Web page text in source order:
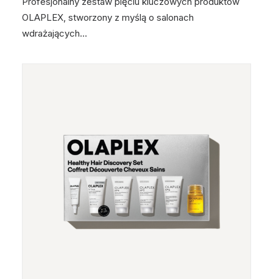
OLAPLEX, stworzony z myślą o salonach
wdrażających…